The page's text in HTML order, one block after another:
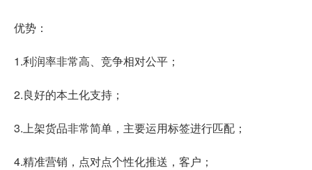
优势：
1.利润率非常高、竞争相对公平；
2.良好的本土化支持；
3.上架货品非常简单，主要运用标签进行匹配；
4.精准营销，点对点个性化推送，客户；